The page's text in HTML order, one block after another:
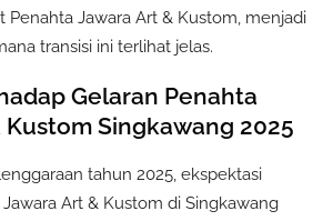
Penahta Jawara Art & Kustom, menjadi
transisi ini terlihat jelas.
Gelaran Penahta
Kustom Singkawang 2025
tahun 2025, ekspektasi
Art & Kustom di Singkawang